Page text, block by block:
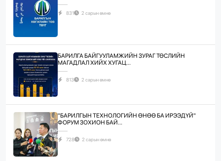
831 2 сарын өмнө
БАРИЛГА БАЙГУУЛАМЖИЙН ЗУРАГ ТӨСЛИЙН
МАГАДЛАЛ ХИЙХ ХУГАЦ...
813 2 сарын өмнө
"БАРИЛГЫН ТЕХНОЛОГИЙН ӨНӨӨ БА ИРЭЭДҮЙ"
ФОРУМ ЗОХИОН БАЙ...
728 2 сарын өмнө